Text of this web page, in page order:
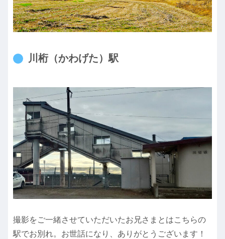
川桁（かわげた）駅
撮影をご一緒させていただいたお兄さまとはこちらの
駅でお別れ。お世話になり、ありがとうございます！